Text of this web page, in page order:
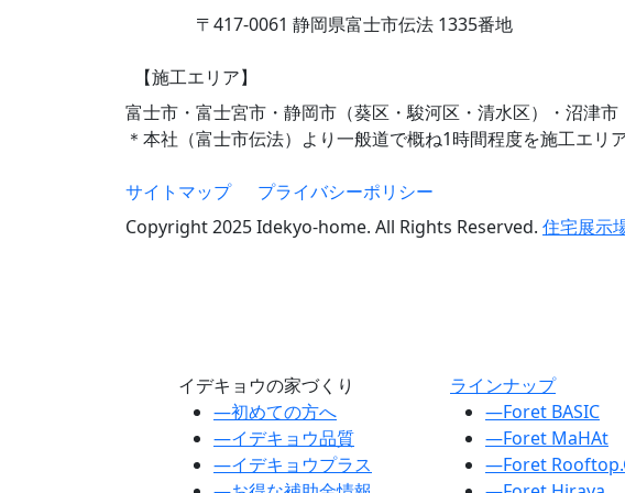
〒417-0061 静岡県富士市伝法 1335番地
【施工エリア】
富士市・富士宮市・静岡市（葵区・駿河区・清水区）・沼津
＊本社（富士市伝法）より一般道で概ね1時間程度を施工エリ
サイトマップ
プライバシーポリシー
Copyright 2025 Idekyo-home. All Rights Reserved. 住宅展示
イデキョウの家づくり
―初めての方へ
―イデキョウ品質
―イデキョウプラス
ラインナップ
―Foret BASIC
―Foret MaHAt
―Foret